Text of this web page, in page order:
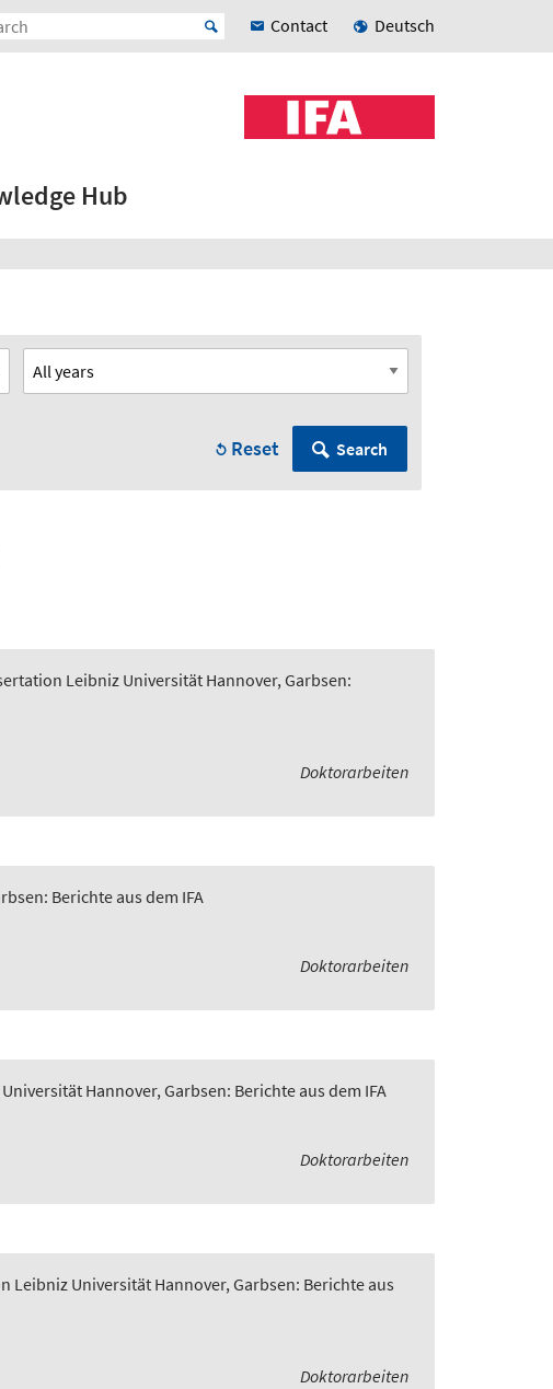
Contact Deutsch
Hub
Reset Search
Leibniz Universität Hannover, Garbsen:
Doktorarbeiten
Berichte aus dem IFA
Doktorarbeiten
Hannover, Garbsen: Berichte aus dem IFA
Doktorarbeiten
Leibniz Universität Hannover, Garbsen: Berichte aus
Doktorarbeiten